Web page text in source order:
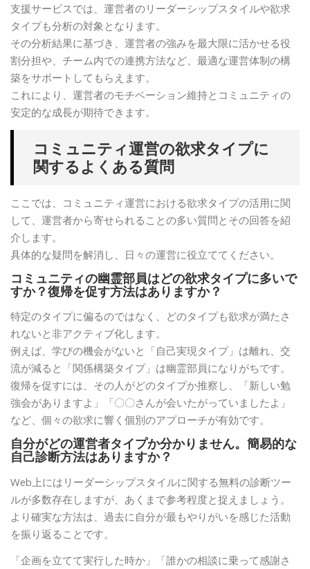
支援サービスでは、運営者のリーダーシップスタイルや欲求
タイプも分析の対象となります。
その分析結果に基づき、運営者の強みを最大限に活かせる役
割分担や、チーム内での連携方法など、最適な運営体制の構
築をサポートしてもらえます。
これにより、運営者のモチベーション維持とコミュニティの
安定的な成長が期待できます。
コミュニティ運営の欲求タイプに
関するよくある質問
ここでは、コミュニティ運営における欲求タイプの活用に関
して、運営者から寄せられることの多い質問とその回答を紹
介します。
具体的な疑問を解消し、日々の運営に役立ててください。
コミュニティの幽霊部員はどの欲求タイプに多いで
すか？復帰を促す方法はありますか？
特定のタイプに偏るのではなく、どのタイプも欲求が満たさ
れないと非アクティブ化します。
例えば、学びの機会がないと「自己実現タイプ」は離れ、交
流が減ると「関係構築タイプ」は幽霊部員になりがちです。
復帰を促すには、その人がどのタイプか推察し、「新しい勉
強会がありますよ」「〇〇さんが会いたがっていましたよ」
など、個々の欲求に響く個別のアプローチが有効です。
自分がどの運営者タイプか分かりません。簡易的な
自己診断方法はありますか？
Web上にはリーダーシップスタイルに関する無料の診断ツー
ルが多数存在しますが、あくまで参考程度と捉えましょう。
より確実な方法は、過去に自分が最もやりがいを感じた活動
を振り返ることです。
「企画を立てて実行した時か」「誰かの相談に乗って感謝さ